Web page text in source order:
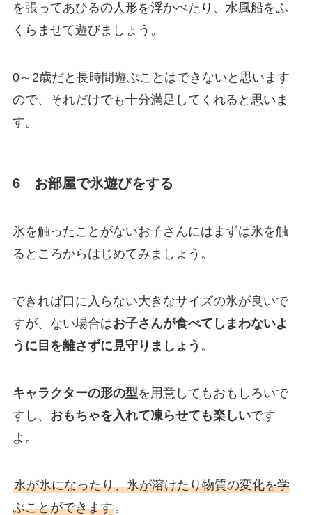
を張ってあひるの人形を浮かべたり、水風船をふ
くらませて遊びましょう。
0～2歳だと長時間遊ぶことはできないと思います
ので、それだけでも十分満足してくれると思いま
す。
6 お部屋で氷遊びをする
氷を触ったことがないお子さんにはまずは氷を触
るところからはじめてみましょう。
できれば口に入らない大きなサイズの氷が良いで
すが、ない場合はお子さんが食べてしまわないよ
うに目を離さずに見守りましょう 。
キャラクターの形の型を用意してもおもしろいで
すし、 おもちゃを入れて凍らせても楽しいです
よ。
水が氷になったり、氷が溶けたり物質の変化を学
ぶことができます。